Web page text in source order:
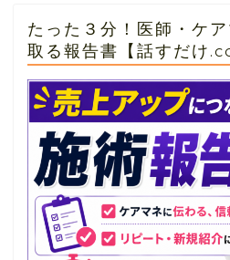
たった３分！医師・ケ
取る報告書【話すだけ